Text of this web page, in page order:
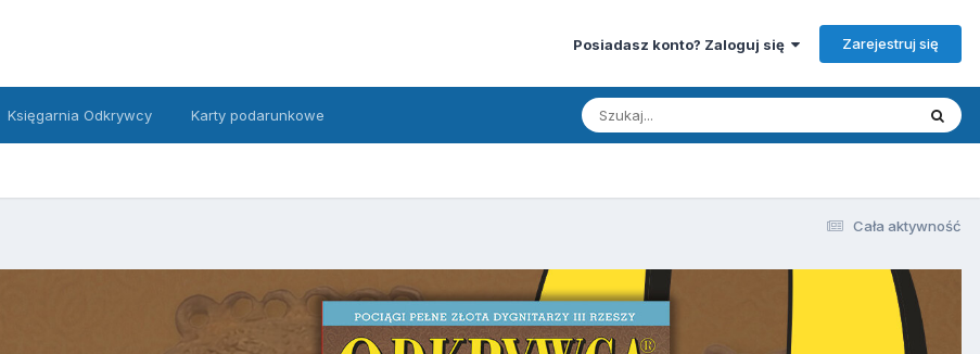
Posiadasz konto? Zaloguj się Zarejestruj się
Księgarnia Odkrywcy Karty podarunkowe
Cała aktywność